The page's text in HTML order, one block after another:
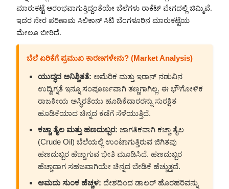
ಮಾರುಕಟ್ಟೆ ಆರಂಭವಾಗುತ್ತಿದ್ದಂತೆಯೇ ಬೆಲೆಗಳು ರಾಕೆಟ್ ವೇಗದಲ್ಲಿ ಚಿಮ್ಮಿವೆ.
ಇದರ ನೇರ ಪರಿಣಾಮ ಸಿಲಿಕಾನ್ ಸಿಟಿ ಬೆಂಗಳೂರಿನ ಮಾರುಕಟ್ಟೆಯ
ಮೇಲೂ ಬೀರಿದೆ.
ಬೆಲೆ ಏರಿಕೆಗೆ ಪ್ರಮುಖ ಕಾರಣಗಳೇನು? (Market Analysis)
ಯುದ್ಧದ ಅನಿಶ್ಚಿತತೆ: ಅಮೆರಿಕ ಮತ್ತು ಇರಾನ್ ನಡುವಿನ
ಉದ್ವಿಗ್ನತೆ ಇನ್ನೂ ಸಂಪೂರ್ಣವಾಗಿ ತಣ್ಣಗಾಗಿಲ್ಲ. ಈ ಭೌಗೋಳಿಕ
ರಾಜಕೀಯ ಅಸ್ಥಿರತೆಯು ಹೂಡಿಕೆದಾರರನ್ನು ಸುರಕ್ಷಿತ
ಹೂಡಿಕೆಯಾದ ಚಿನ್ನದ ಕಡೆಗೆ ಸೆಳೆಯುತ್ತಿದೆ.
ಕಚ್ಚಾ ತೈಲ ಮತ್ತು ಹಣದುಬ್ಬರ: ಜಾಗತಿಕವಾಗಿ ಕಚ್ಚಾ ತೈಲ
(Crude Oil) ಬೆಲೆಯಲ್ಲಿ ಉಂಟಾಗುತ್ತಿರುವ ಜಿಗಿತವು
ಹಣದುಬ್ಬರ ಹೆಚ್ಚಾಗುವ ಭೀತಿ ಮೂಡಿಸಿದೆ. ಹಣದುಬ್ಬರ
ಹೆಚ್ಚಾದಾಗ ಸಹಜವಾಗಿಯೇ ಚಿನ್ನದ ಬೇಡಿಕೆ ಹೆಚ್ಚುತ್ತದೆ.
ಆಮದು ಸುಂಕ ಹೆಚ್ಚಳ: ದೇಶದಿಂದ ಡಾಲರ್ ಹೊರಹರಿವನ್ನು